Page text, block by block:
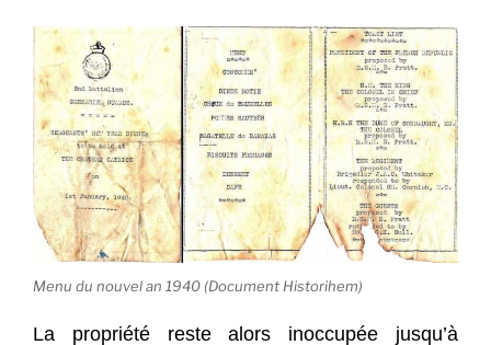
Menu du nouvel an 1940 (Document Historihem)
La propriété reste alors inoccupée jusqu’à